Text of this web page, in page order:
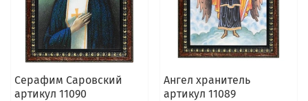
Серафим Саровский
артикул 11090
Ангел хранитель
артикул 11089